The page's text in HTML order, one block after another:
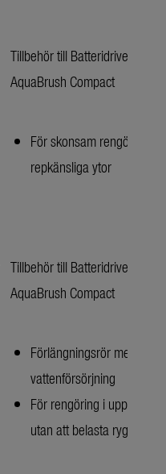
Tillbehör till Batteridriven
AquaBrush Compact
För skonsam rengöring av
repkänsliga ytor
Tillbehör till Batteridriven
AquaBrush Compact
Förlängningsrör med
vattenförsörjning
För rengöring i upprätt
utan att belasta ryggen